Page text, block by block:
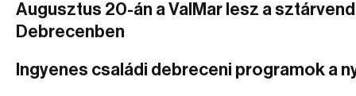
Augusztus 20-án a ValMar lesz a
Debrecenben
Ingyenes családi debreceni programok a